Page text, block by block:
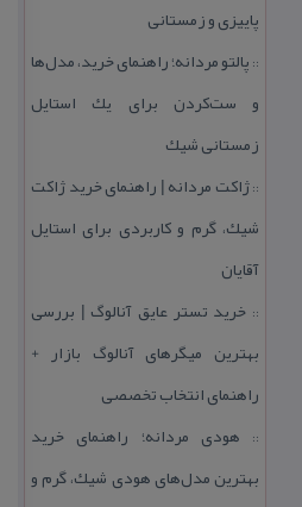
پاییزی و زمستانی
:: پالتو مردانه؛ راهنمای خرید، مدل‌ها
و ست‌كردن برای یك استایل
زمستانی شیك
::ژاكت مردانه | راهنمای خرید ژاكت
شیك، گرم و كاربردی برای استایل
آقایان
:: خرید تستر عایق آنالوگ | بررسی
بهترین میگرهای آنالوگ بازار +
راهنمای انتخاب تخصصی
:: هودی مردانه؛ راهنمای خرید
بهترین مدل‌های هودی شیك، گرم و